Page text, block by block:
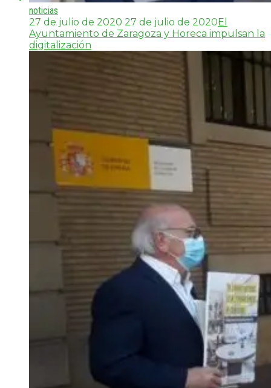
noticias
27 de julio de 2020 27 de julio de 2020 El
Ayuntamiento de Zaragoza y Horeca impulsan la
digitalización